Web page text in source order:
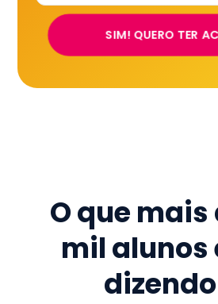
SIM! QUERO TER
O que mais
mil alunos